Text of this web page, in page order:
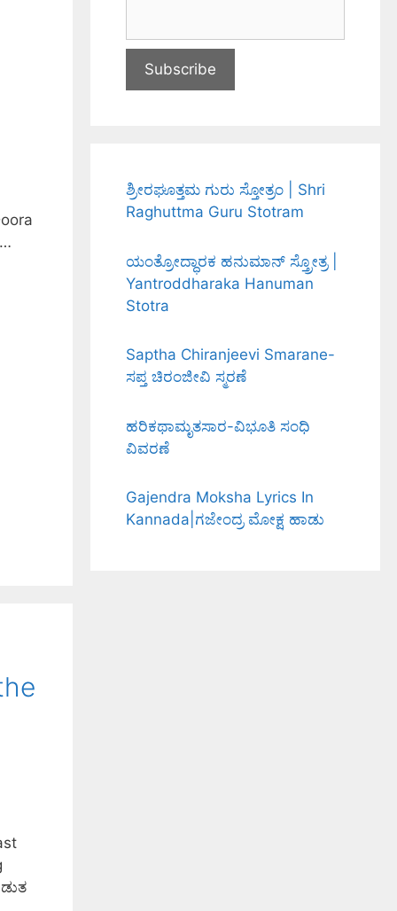
ಶ್ರೀರಘೂತ್ತಮ ಗುರು ಸ್ತೋತ್ರಂ | Shri
Raghuttma Guru Stotram
ಯಂತ್ರೋದ್ಧಾರಕ ಹನುಮಾನ್ ಸ್ತ್ರೋತ್ರ |
Yantroddharaka Hanuman
Stotra
Saptha Chiranjeevi Smarane-
ಸಪ್ತ ಚಿರಂಜೀವಿ ಸ್ಮರಣೆ
ಹರಿಕಥಾಮೃತಸಾರ-ವಿಭೂತಿ ಸಂಧಿ
ವಿವರಣೆ
Gajendra Moksha Lyrics In
Kannada|ಗಜೇಂದ್ರ ಮೋಕ್ಷ ಹಾಡು